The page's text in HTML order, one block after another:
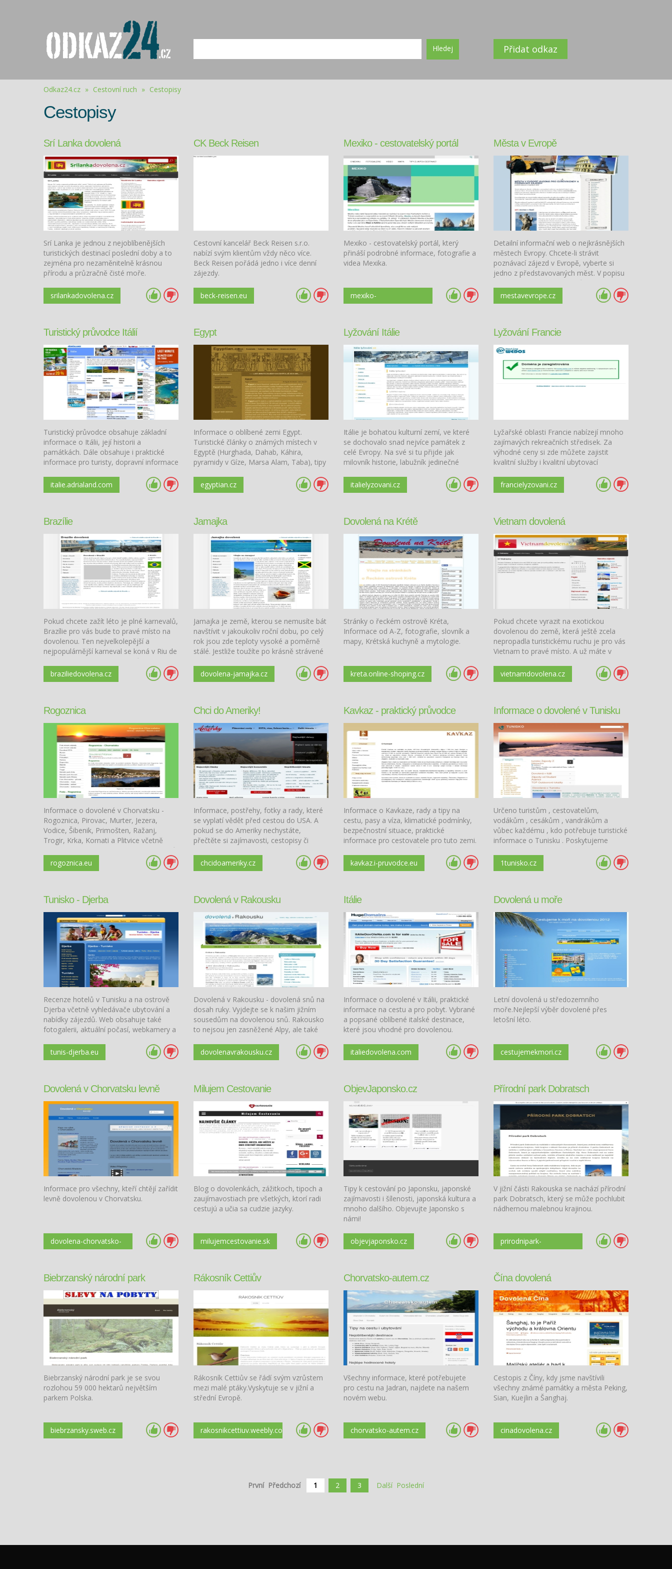
Hledej Přidat odkaz
Odkaz24.cz » Cestovní ruch » Cestopisy
Cestopisy
Srí Lanka dovolená
Srí Lanka je jednou z nejoblíbenějších
turistických destinací poslední doby a to
zejména pro nezaměnitelně krásnou
přírodu a průzračně čisté moře.
náročnost na pořízení dovolené na Srí
Lance a není v podstatě co řešit.
srilankadovolena.cz
CK Beck Reisen
Cestovní kancelář Beck Reisen s.r.o.
nabízí svým klientům vždy něco více.
Beck Reisen pořádá jedno i více denní
zájezdy.
beck-reisen.eu
Mexiko - cestovatelský portál
Mexiko - cestovatelský portál, který
přináší podrobné informace, fotografie a
videa Mexika.
mexiko-
dovolena.webnode.cz
Města v Evropě
Detailní informační web o nejkrásnějších
městech Evropy. Chcete-li strávit
poznávací zájezd v Evropě, vyberte si
jedno z představovaných měst. V popisu
každého města je dáván důraz na
turistické informace.
mestavevrope.cz
Turistický průvodce Itálií
Turistický průvodce obsahuje základní
informace o Itálii, její historii a
památkách. Dále obsahuje i praktické
informace pro turisty, dopravní informace
italie.adrialand.com
Egypt
Informace o oblíbené zemi Egypt.
Turistické články o známých místech v
Egyptě (Hurghada, Dahab, Káhira,
pyramidy v Gíze, Marsa Alam, Taba), tipy
egyptian.cz
Lyžování Itálie
Itálie je bohatou kulturní zemí, ve které
se dochovalo snad nejvíce památek z
celé Evropy. Na své si tu přijde jak
milovník historie, labužník jedinečné
přírody a zasněžených horských vrcholků.
italielyzovani.cz
Lyžování Francie
Lyžařské oblasti Francie nabízejí mnoho
zajímavých rekreačních středisek. Za
výhodné ceny si zde můžete zajistit
kvalitní služby i kvalitní ubytovací
nabízejí vše, co byste mohli na vaší
dovolené vyhledávat.
francielyzovani.cz
Brazílie
Pokud chcete zažít léto je plné karnevalů,
Brazílie pro vás bude to pravé místo na
dovolenou. Ten nejvelkolepější a
nejpopulárnější karneval se koná v Riu de
Janeiru. Velké množství turistů sem
přijíždí na dovolenou, aby se pokochali
pohledem na barevné p
braziliedovolena.cz
Jamajka
Jamajka je země, kterou se nemusíte bát
navštívit v jakoukoliv roční dobu, po celý
rok jsou zde teploty vysoké a poměrně
stálé. Jestliže toužíte po krásně strávené
vás čeká pravý tropický ráj.
dovolena-jamajka.cz
Dovolená na Krétě
Stránky o řeckém ostrově Kréta,
Informace od A-Z, fotografie, slovník a
mapy, Krétská kuchyně a mytologie.
kreta.online-shoping.cz
Vietnam dovolená
Pokud chcete vyrazit na exotickou
dovolenou do země, která ještě zcela
nepropadla turistickému ruchu je pro vás
Vietnam to pravé místo. A už máte v
vyznavači adrenalinových sportů,
čarokrásný Vietnam vás nezklame.
vietnamdovolena.cz
Rogoznica
Informace o dovolené v Chorvatsku -
Rogoznica, Pirovac, Murter, Jezera,
Vodice, Šibenik, Primošten, Ražanj,
Trogir, Krka, Kornati a Plitvice včetně
vyhledávače ubytování a nabídky zájezdů
několika českých cestovních kanceláří.
rogoznica.eu
Chci do Ameriky!
Informace, postřehy, fotky a rady, které
se vyplatí vědět před cestou do USA. A
pokud se do Ameriky nechystáte,
přečtěte si zajímavosti, cestopisy či
chcidoameriky.cz
Kavkaz - praktický průvodce
Informace o Kavkaze, rady a tipy na
cestu, pasy a víza, klimatické podmínky,
bezpečnostní situace, praktické
informace pro cestovatele pro tuto zemi.
Nechte se vnést do tajů kultury národa.
Doplněné historií význačných míst.
kavkaz.i-pruvodce.eu
Informace o dovolené v Tunisku
Určeno turistům , cestovatelům,
vodákům , cesákům , vandrákům a
vůbec každému , kdo potřebuje turistické
informace o Tunisku . Poskytujeme
mnoho zajimavostí ohledně přírodních
podmínek a
1tunisko.cz
Tunisko - Djerba
Recenze hotelů v Tunisku a na ostrově
Djerba včetně vyhledávače ubytování a
nabídky zájezdů. Web obsahuje také
fotogalerii, aktuální počasí, webkamery a
tunis-djerba.eu
Dovolená v Rakousku
Dovolená v Rakousku - dovolená snů na
dosah ruky. Vyjdejte se k našim jižním
sousedům na dovolenou snů. Rakousko
to nejsou jen zasněžené Alpy, ale také
horské statky a mnohem víc...
dovolenavrakousku.cz
Itálie
Informace o dovolené v Itálii, praktické
informace na cestu a pro pobyt. Vybrané
a popsané oblíbené italské destinace,
které jsou vhodné pro dovolenou.
italiedovolena.com
Dovolená u moře
Letní dovolená u středozemního
moře.Nejlepší výběr dovolené přes
letošní léto.
cestujemekmori.cz
Dovolená v Chorvatsku levně
Informace pro všechny, kteří chtějí zařídit
levně dovolenou v Chorvatsku.
dovolena-chorvatsko-
levne.cz
Milujem Cestovanie
Blog o dovolenkách, zážitkoch, tipoch a
zaujímavostiach pre všetkých, ktorí radi
cestujú a učia sa cudzie jazyky.
milujemcestovanie.sk
ObjevJaponsko.cz
Tipy k cestování po Japonsku, japonské
zajímavosti i šílenosti, japonská kultura a
mnoho dalšího. Objevujte Japonsko s
námi!
objevjaponsko.cz
Přírodní park Dobratsch
V jižní části Rakouska se nachází přírodní
park Dobratsch, který se může pochlubit
nádhernou malebnou krajinou.
prirodnipark-
dobratsch.weebly.com
Biebrzanský národní park
Biebrzanský národní park je se svou
rozlohou 59 000 hektarů největším
parkem Polska.
biebrzansky.sweb.cz
Rákosník Cettiův
Rákosník Cettiův se řádí svým vzrůstem
mezi malé ptáky.Vyskytuje se v jižní a
střední Evropě.
rakosnikcettiuv.weebly.com
Chorvatsko-autem.cz
Všechny informace, které potřebujete
pro cestu na Jadran, najdete na našem
novém webu.
chorvatsko-autem.cz
Čína dovolená
Cestopis z Číny, kdy jsme navštívili
všechny známé památky a města Peking,
Sian, Kuejlin a Šanghaj.
cinadovolena.cz
První Předchozí 1 2 3 Další Poslední